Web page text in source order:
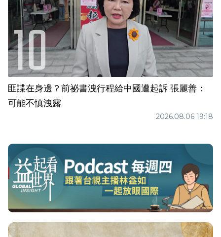
匪諜在身邊？前祕書洩行程給中國遭起訴 張麗善：
可能不慎洩露
2026.08.06 19:18